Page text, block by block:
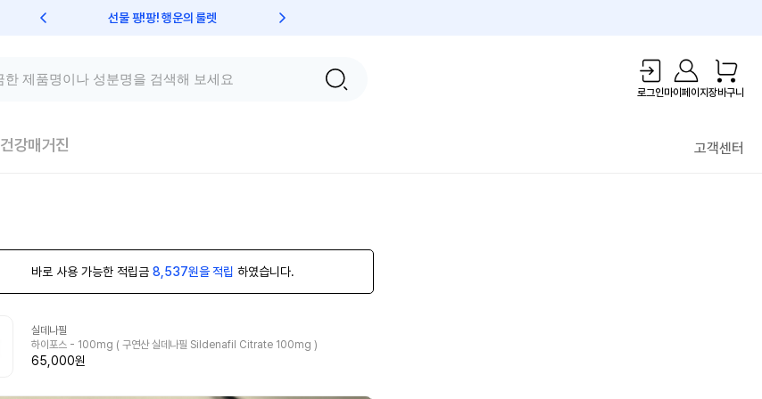
선물 팡!팡! 행운의 룰렛
로그인마이페이지장바구니
건강매거진 고객센터
바로 사용 가능한 적립금 8,537원을 적립 하였습니다.
실데나필
하이포스 - 100mg ( 구연산 실데나필 Sildenafil Citrate 100mg )
65,000원